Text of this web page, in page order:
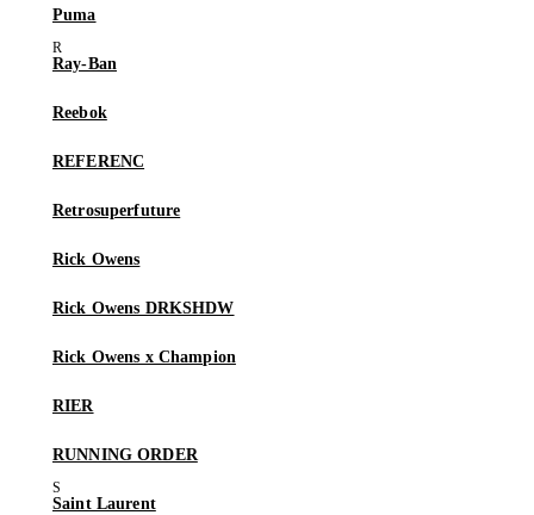
Puma
Ray-Ban
Reebok
REFERENC
Retrosuperfuture
Rick Owens
Rick Owens DRKSHDW
Rick Owens x Champion
RIER
RUNNING ORDER
Saint Laurent